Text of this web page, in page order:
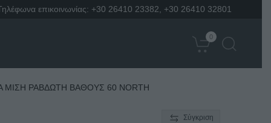
επικοινωνίας: +30 26410 23382 +30 26410 32801
0
ΜΙΣΗ ΡΑΒΔΩΤΗ ΒΑΘΟΥΣ 60 NORTH
Σύγκριση